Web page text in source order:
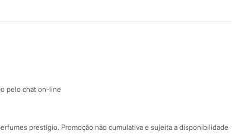
Atendimento
Fale conosco
pelo chat on-line
prestígio. Promoção não cumulativa e sujeita a disponibilidade